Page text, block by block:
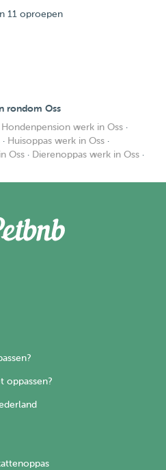
11 oproepen
rondom Oss
Hondenpension werk in Oss ·
· Huisoppas werk in Oss ·
Oss · Dierenoppas werk in Oss ·
oppassen?